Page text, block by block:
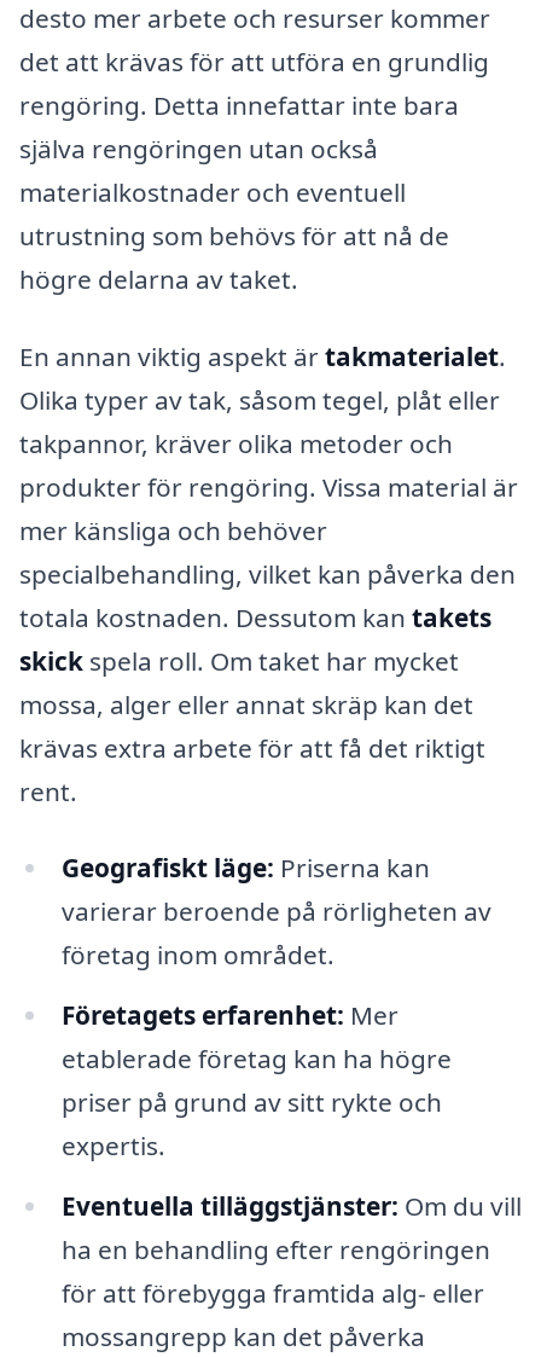
desto mer arbete och resurser kommer
det att krävas för att utföra en grundlig
rengöring. Detta innefattar inte bara
själva rengöringen utan också
materialkostnader och eventuell
utrustning som behövs för att nå de
högre delarna av taket.
En annan viktig aspekt ärtakmaterialet.
Olika typer av tak, såsom tegel, plåt eller
takpannor, kräver olika metoder och
produkter för rengöring. Vissa material är
mer känsliga och behöver
specialbehandling, vilket kan påverka den
totala kostnaden. Dessutom kan takets
skick spela roll. Om taket har mycket
mossa, alger eller annat skräp kan det
krävas extra arbete för att få det riktigt
rent.
Geografiskt läge: Priserna kan
varierar beroende på rörligheten av
företag inom området.
Företagets erfarenhet: Mer
etablerade företag kan ha högre
priser på grund av sitt rykte och
expertis.
Eventuella tilläggstjänster: Om du vill
ha en behandling efter rengöringen
för att förebygga framtida alg- eller
mossangrepp kan det påverka